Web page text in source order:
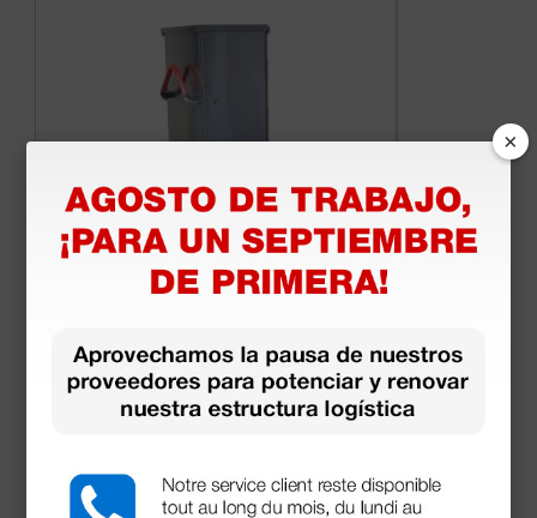
Carro de transporte ISO - vacío
(Precio sin IVA)
1 ud.
×